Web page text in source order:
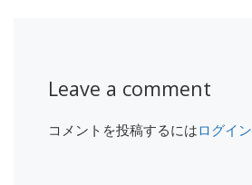
Leave a comment
コメントを投稿するにはログイン